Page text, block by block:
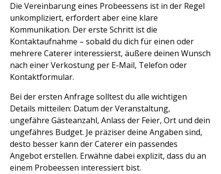
Die Vereinbarung eines Probeessens ist in der Regel
unkompliziert, erfordert aber eine klare
Kommunikation. Der erste Schritt ist die
Kontaktaufnahme – sobald du dich für einen oder
mehrere Caterer interessierst, äußere deinen Wunsch
nach einer Verkostung per E-Mail, Telefon oder
Kontaktformular.
Bei der ersten Anfrage solltest du alle wichtigen
Details mitteilen: Datum der Veranstaltung,
ungefähre Gästeanzahl, Anlass der Feier, Ort und dein
ungefähres Budget. Je präziser deine Angaben sind,
desto besser kann der Caterer ein passendes
Angebot erstellen. Erwähne dabei explizit, dass du an
einem Probeessen interessiert bist.